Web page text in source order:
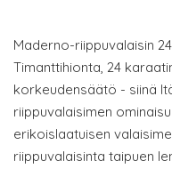
Maderno-riippuvalaisin
Timanttihionta, 24
korkeudensäätö - siinä
riippuvalaisimen
erikoislaatuisen
riippuvalaisinta taipuen